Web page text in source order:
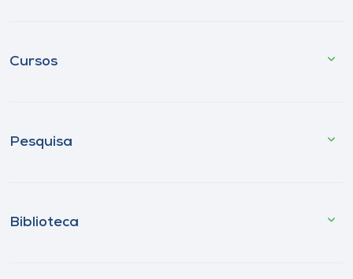
Cursos
Pesquisa
Biblioteca